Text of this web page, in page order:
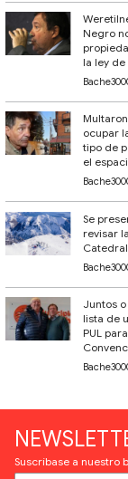
Foto ilustrativa.
Negro
la ley de
ocupar
tipo de
el
Se
revisar
Catedral
Juntos
lista de
PUL
Suscríbase a nuestro